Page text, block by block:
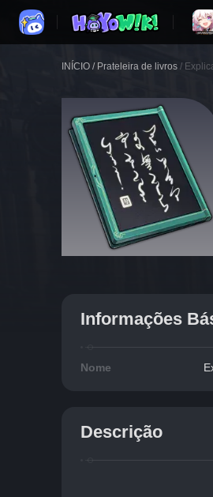
INÍCIO / Prateleira de livros /
Informações
Nome
Descrição